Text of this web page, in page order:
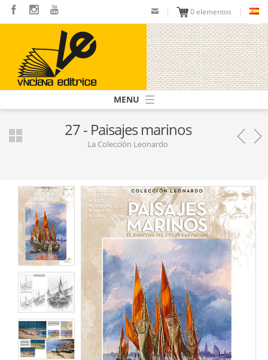
Pasar
0 elementos
Navigazione
principale27 - Paisajes marinos
La Colección Leonardo